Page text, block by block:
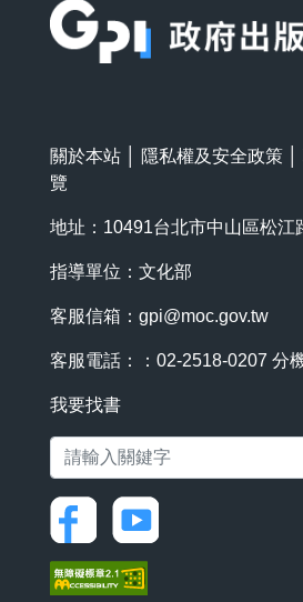
關於本站 隱私權及安全政策
覽
地址：10491台北市中山區松江
指導單位：文化部
客服信箱： gpi@moc.gov.tw
客服電話：：02-2518-0207 分
我要找書